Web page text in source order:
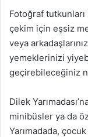
Fotoğraf
çekim için eşsiz
veya
yemeklerinizi
geçirebileceğiniz
Dilek
minibüsler ya da
Yarımadada,